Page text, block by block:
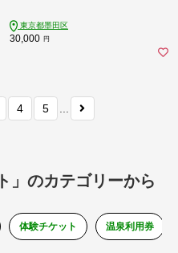
東京都墨田区
30,000 円
4 5
」のカテゴリーから
体験チケット 温泉利用券